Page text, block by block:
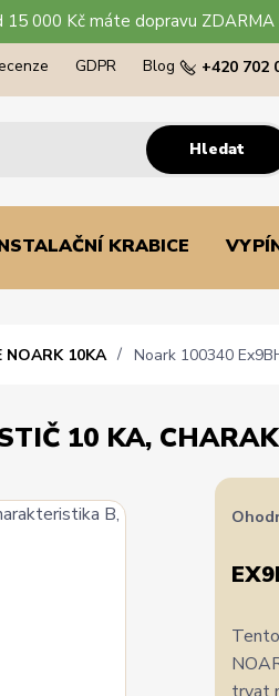
15 000 Kč máte dopravu ZDARMA
GDPR Blog
Hledat
+420 702
KRABICE
NOARK 10KA Noark 100340
10 KA,